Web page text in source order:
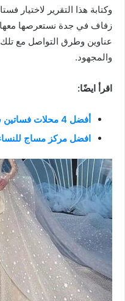
زفاف في جدة نستعرصها معها
عناوين وطرق التواصل مع
والمجهود.
اقرأ ايضًا:
أفضل 4 محلات فساتين سهرة في جدة
افضل مركز مساج